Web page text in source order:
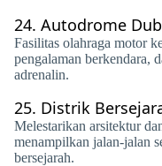
24. Autodrome
Fasilitas olahraga motor
pengalaman berkendara,
adrenalin.
25. Distrik
Melestarikan arsitektur
menampilkan jalan-jalan
bersejarah.